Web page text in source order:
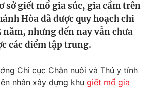
tế
sở giết mổ gia súc, gia cầm trên
Hòa đã được quy hoạch chi
năm, nhưng đến nay vẫn chưa
các điểm tập trung.
Chi cục Chăn nuôi và Thú y tỉnh
nhân xây dựng khu giết mổ gia